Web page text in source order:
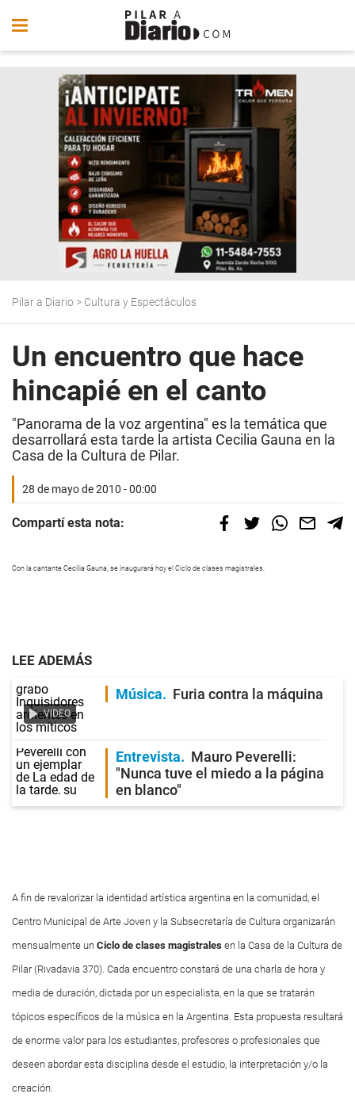
Pilar a Diario > Cultura y Espectáculos
Un encuentro que hace
hincapié en el canto
"Panorama de la voz argentina" es la temática que
desarrollará esta tarde la artista Cecilia Gauna en la
Casa de la Cultura de Pilar.
28 de mayo de 2010 - 00:00
Compartí esta nota:
Con la cantante Cecilia Gauna, se inaugurará hoy el Ciclo de clases magistrales.
LEE ADEMÁS
VIDEO
Música Furia contra la máquina
Entrevista
Mauro Peverelli:
"Nunca tuve el miedo a la página
en blanco"
A fin de revalorizar la identidad artística argentina en la comunidad, el
Centro Municipal de Arte Joven y la Subsecretaría de Cultura organizarán
mensualmente un Ciclo de clases magistrales en la Casa de la Cultura de
Pilar (Rivadavia 370). Cada encuentro constará de una charla de hora y
media de duración, dictada por un especialista, en la que se tratarán
tópicos específicos de la música en la Argentina. Esta propuesta resultará
de enorme valor para los estudiantes, profesores o profesionales que
deseen abordar esta disciplina desde el estudio, la interpretación y/o la
creación.